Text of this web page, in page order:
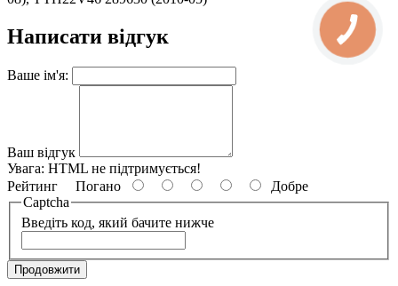
Написати відгук
Ваше ім'я:
Ваш відгук
Увага: HTML не підтримується!
Рейтинг Погано
Добре
Captcha
Введіть код, який бачите нижче
Продовжити